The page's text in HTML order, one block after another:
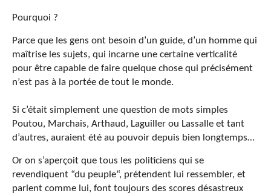
Pourquoi ?
Parce que les gens ont besoin d’un guide, d’un homme qui
maîtrise les sujets, qui incarne une certaine verticalité
pour être capable de faire quelque chose qui précisément
n’est pas à la portée de tout le monde.
Si c’était simplement une question de mots simples
Poutou, Marchais, Arthaud, Laguiller ou Lassalle et tant
d’autres, auraient été au pouvoir depuis bien longtemps…
Or on s’aperçoit que tous les politiciens qui se
revendiquent “du peuple“, prétendent lui ressembler, et
parlent comme lui, font toujours des scores désastreux